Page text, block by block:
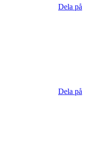
Dela på
Dela på